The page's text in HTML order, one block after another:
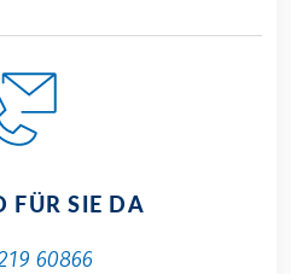
FÜR SIE DA
60866